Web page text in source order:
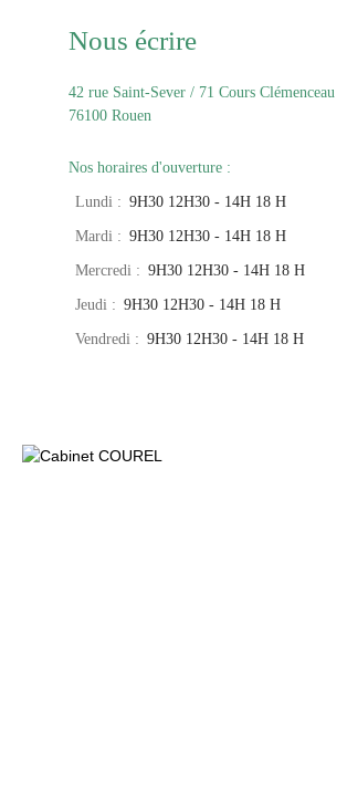
Nous écrire
42 rue Saint-Sever / 71 Cours Clémenceau
76100 Rouen
Nos horaires d'ouverture :
Lundi : 9H30 12H30 - 14H 18 H
Mardi : 9H30 12H30 - 14H 18 H
Mercredi : 9H30 12H30 - 14H 18 H
Jeudi : 9H30 12H30 - 14H 18 H
Vendredi : 9H30 12H30 - 14H 18 H